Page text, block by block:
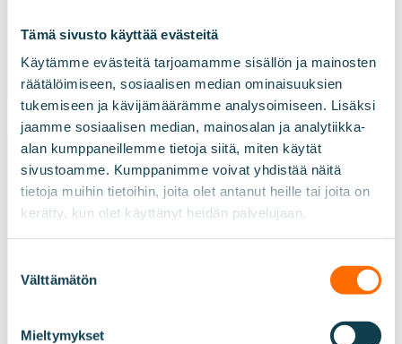
Tämä sivusto käyttää evästeitä
Käytämme evästeitä tarjoamamme sisällön ja mainosten
räätälöimiseen, sosiaalisen median ominaisuuksien
tukemiseen ja kävijämäärämme analysoimiseen. Lisäksi
jaamme sosiaalisen median, mainosalan ja analytiikka-
alan kumppaneillemme tietoja siitä, miten käytät
sivustoamme. Kumppanimme voivat yhdistää näitä
tietoja muihin tietoihin, joita olet antanut heille tai joita on
kerätty, kun olet käyttänyt heidän palvelujaan.
valinta
Välttämätön
Mieltymykset
19.12.2022
Hirsikoulu valmistunut
Kotkaan